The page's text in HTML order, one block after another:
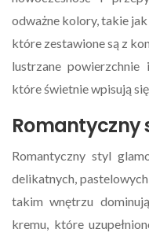
odważne kolory, takie
które zestawione są z
lustrzane powierzchnie
które świetnie wpisują
Romantyczny
Romantyczny styl
delikatnych,
takim wnętrzu
kremu, które